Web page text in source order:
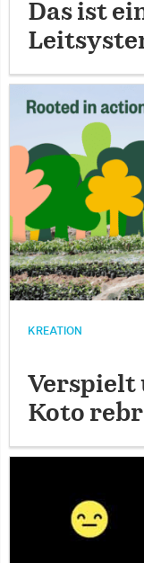
Das ist
KREATION
Verspielt
Koto